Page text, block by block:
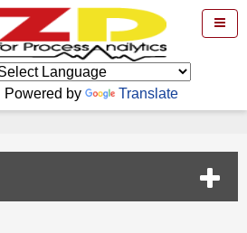
Powered by
Translate